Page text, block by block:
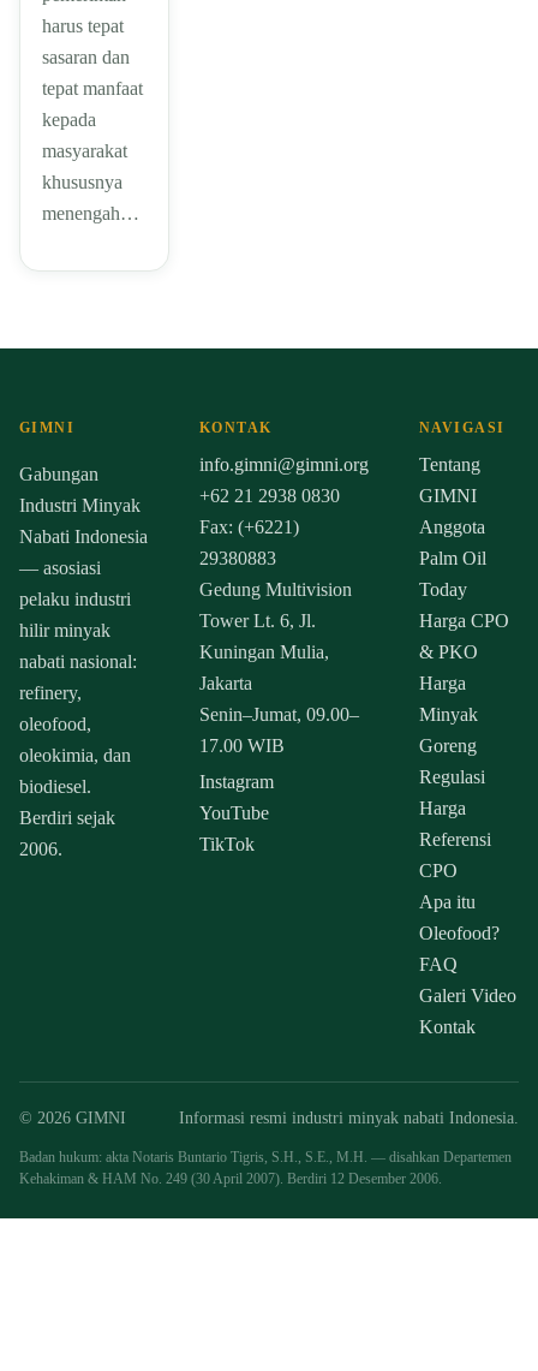
harus tepat
sasaran dan
tepat manfaat
kepada
masyarakat
khususnya
menengah…
GIMNI
Gabungan
Industri Minyak
Nabati Indonesia
— asosiasi
pelaku industri
hilir minyak
nabati nasional:
refinery,
oleofood,
oleokimia, dan
biodiesel.
Berdiri sejak
2006.
KONTAK
info.gimni@gimni.org
+62 21 2938 0830
Fax: (+6221)
29380883
Gedung Multivision
Tower Lt. 6, Jl.
Kuningan Mulia,
Jakarta
Senin–Jumat, 09.00–
17.00 WIB
Instagram
YouTube
TikTok
NAVIGASI
Tentang
GIMNI
Anggota
Palm Oil
Today
Harga CPO
& PKO
Harga
Minyak
Goreng
Regulasi
Harga
Referensi
CPO
Apa itu
Oleofood?
FAQ
Galeri Video
Kontak
© 2026 GIMNI Informasi resmi industri minyak nabati Indonesia.
Badan hukum: akta Notaris Buntario Tigris, S.H., S.E., M.H. — disahkan Departemen
Kehakiman & HAM No. 249 (30 April 2007). Berdiri 12 Desember 2006.